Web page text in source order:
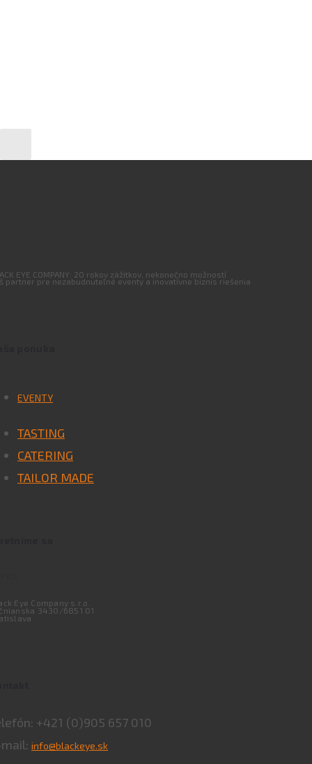
EYE COMPANY: 20 rokov zážitkov, nekonečno možností
partner pre nezabudnuteľné eventy a inovatívne biznis riešenia
EVENTY
TASTING
CATERING
TAILOR MADE
Eye Company s.r.o.
3430/6851 01
+421 (0)905 657 010
info@blackeye.sk